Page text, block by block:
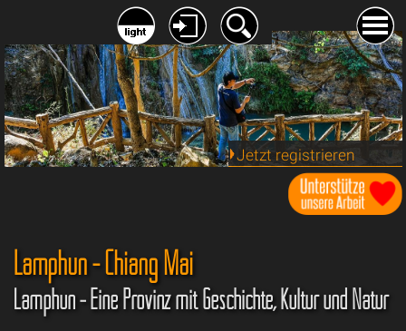
Jetzt registrieren
Lamphun - Chiang Mai
Lamphun - Eine Provinz mit Geschichte, Kultur und Natur